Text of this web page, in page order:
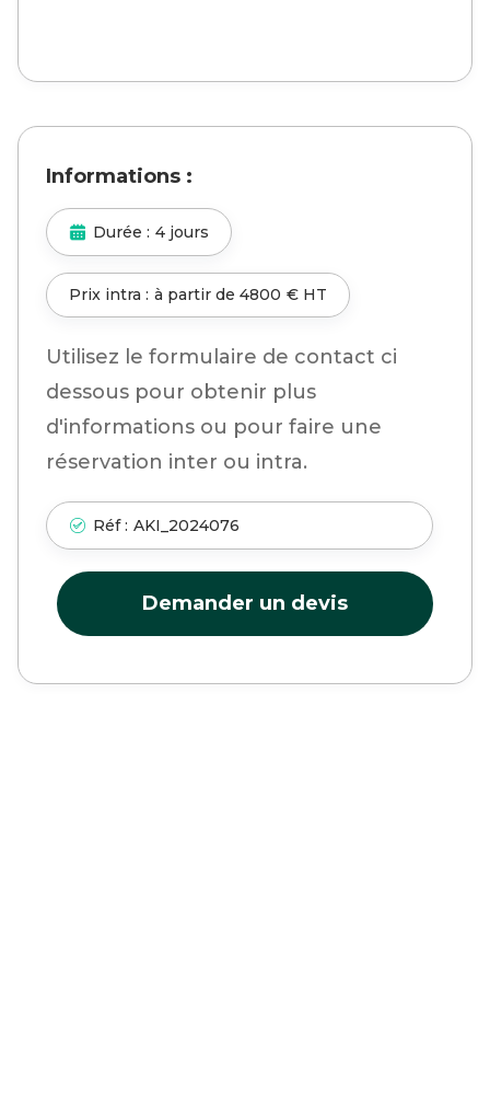
Informations :
Durée : 4 jours
Prix intra : à partir de 4800 € HT
Utilisez le formulaire de contact ci
dessous pour obtenir plus
d'informations ou pour faire une
réservation inter ou intra.
Réf : AKI_2024076
Demander un devis